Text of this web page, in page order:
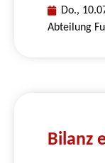
Do.,
Abteilung
Bilanz